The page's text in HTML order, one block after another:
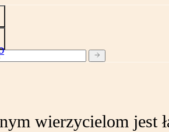
wierzycielom jest